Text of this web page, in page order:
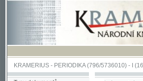
KRAMERIUS-PERIODIKA(796/5736010) -I(16/
Typy dokumentů
Informatsionnyi